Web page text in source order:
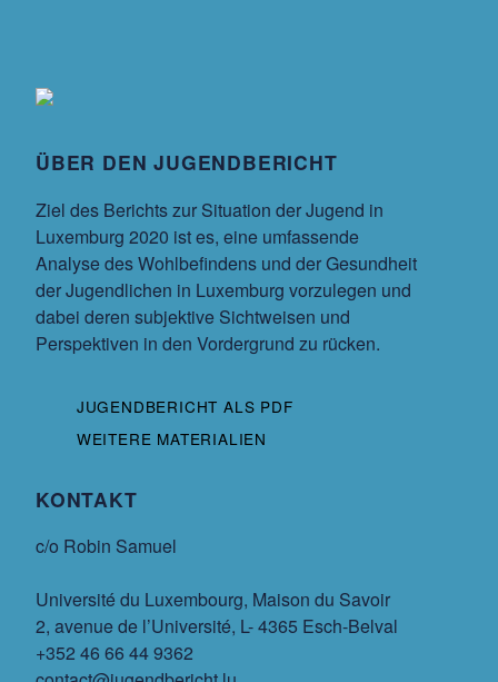
ÜBER DEN JUGENDBERICHT
Ziel des Berichts zur Situation der Jugend in
Luxemburg 2020 ist es, eine umfassende
Analyse des Wohlbefindens und der Gesundheit
der Jugendlichen in Luxemburg vorzulegen und
dabei deren subjektive Sichtweisen und
Perspektiven in den Vordergrund zu rücken.
JUGENDBERICHT ALS PDF
WEITERE MATERIALIEN
KONTAKT
c/o Robin Samuel
Université du Luxembourg, Maison du Savoir
2, avenue de l’Université, L- 4365 Esch-Belval
+352 46 66 44 9362